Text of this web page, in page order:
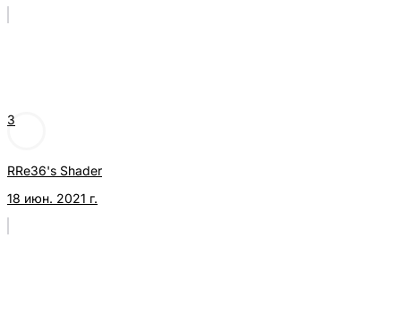
3
RRe36's Shader
18 июн. 2021 г.